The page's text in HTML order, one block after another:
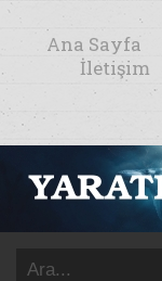
Ana Sayfa
İletişim